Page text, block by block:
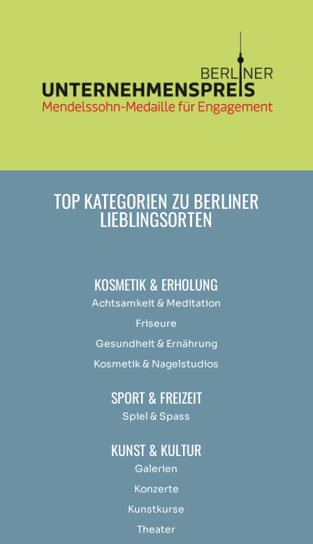
TOP KATEGORIEN ZU BERLINER
LIEBLINGSORTEN
KOSMETIK & ERHOLUNG
Achtsamkeit & Meditation
Friseure
Gesundheit & Ernährung
Kosmetik & Nagelstudios
SPORT & FREIZEIT
Spiel & Spass
KUNST & KULTUR
Galerien
Konzerte
Kunstkurse
Theater